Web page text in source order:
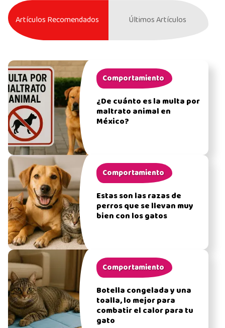
Artículos Recomendados Últimos Artículos
Comportamiento
¿De cuánto es la multa por
maltrato animal en
México?
Comportamiento
Estas son las razas de
perros que se llevan muy
bien con los gatos
Comportamiento
Botella congelada y una
toalla, lo mejor para
combatir el calor para tu
gato